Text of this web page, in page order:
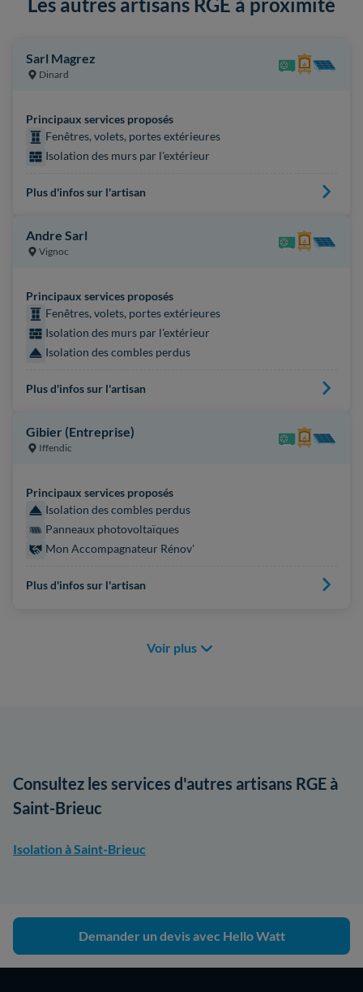
Les autres artisans RGE à proximité
Sarl Magrez
Dinard
Principaux services proposés
Fenêtres, volets, portes extérieures
Isolation des murs par l'extérieur
Plus d'infos sur l'artisan
Andre Sarl
Vignoc
Principaux services proposés
Fenêtres, volets, portes extérieures
Isolation des murs par l'extérieur
Isolation des combles perdus
Plus d'infos sur l'artisan
Gibier (Entreprise)
Iffendic
Principaux services proposés
Isolation des combles perdus
Panneaux photovoltaïques
Mon Accompagnateur Rénov'
Plus d'infos sur l'artisan
Voir plus
Consultez les services d'autres artisans RGE à
Saint-Brieuc
Isolation à Saint-Brieuc
Demander un devis avec Hello Watt